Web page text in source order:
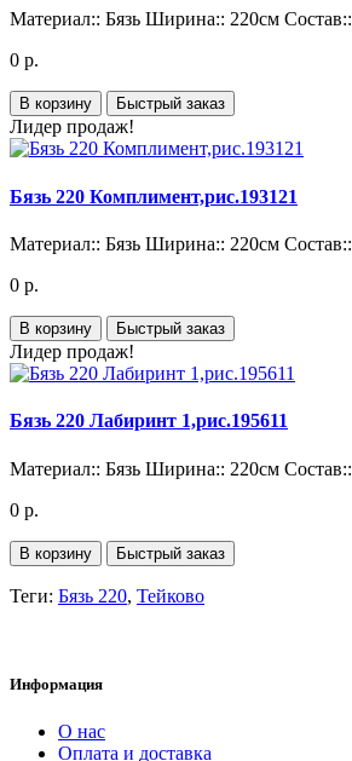
Материал:: Бязь Ширина:: 220см Состав::
0 р.
В корзину Быстрый заказ
Лидер продаж!
Бязь 220 Комплимент,рис.193121
Материал:: Бязь Ширина:: 220см Состав::
0 р.
В корзину Быстрый заказ
Лидер продаж!
Бязь 220 Лабиринт 1,рис.195611
Материал:: Бязь Ширина:: 220см Состав::
0 р.
В корзину Быстрый заказ
Теги: Бязь 220, Тейково
Информация
О нас
Оплата и доставка